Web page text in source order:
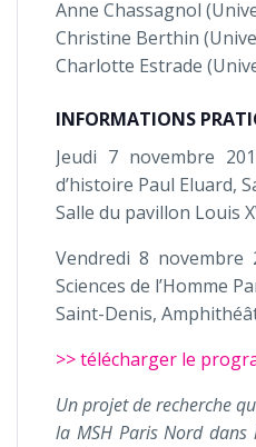
Anne Chassagnol
Christine Berthin
Charlotte Estrade
INFORMATIONS
Jeudi 7 novembre
d’histoire Paul Eluard,
Salle du pavillon Louis
Vendredi 8 novembre
Sciences de l’Homme
Saint-­Denis,
>> télécharger le
Un projet de recherche
la MSH Paris Nord